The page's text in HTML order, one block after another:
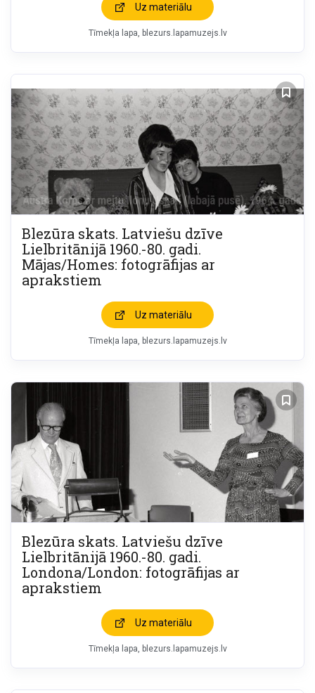
Uz materiālu
Tīmekļa lapa blezurs.lapamuzejs.lv
Blezūra skats. Latviešu dzīve
Lielbritānijā 1960.-80. gadi.
Mājas/Homes: fotogrāfijas ar
aprakstiem
Uz materiālu
Tīmekļa lapa blezurs.lapamuzejs.lv
Blezūra skats. Latviešu dzīve
Lielbritānijā 1960.-80. gadi.
Londona/London: fotogrāfijas ar
aprakstiem
Uz materiālu
Tīmekļa lapa blezurs.lapamuzejs.lv